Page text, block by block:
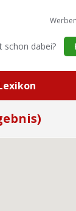
schon dabei?